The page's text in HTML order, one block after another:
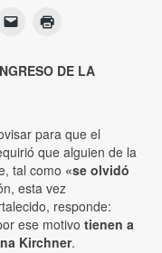
DE LA
para que el
que alguien de la
tal como «se olvidó
esta vez
responde:
ese motivo tienen a
Kirchner.